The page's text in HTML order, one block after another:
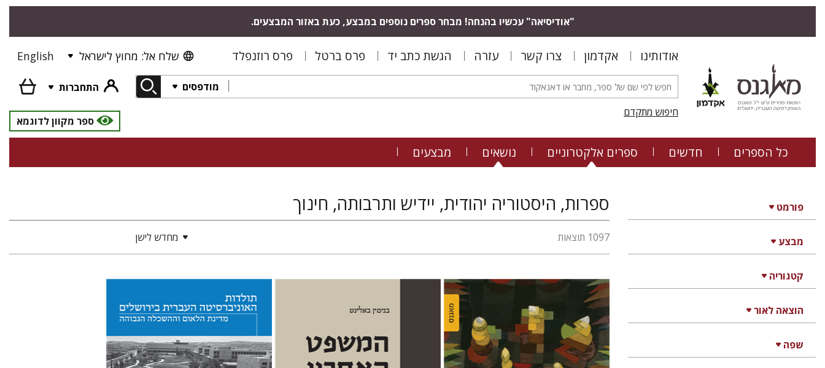
"אודיסיאה" עכשיו בהנחה! מבחר ספרים נוספים במבצע, כעת באזור המבצעים.
אודותינו אקדמון צרו קשר עזרה הגשת כתב יד פרס ברטל פרס רוזנפלד שלח אל: מחוץ לישראל English
מודפסים
התחברות
חיפוש מתקדם
ספר מקוון לדוגמא
כל הספרים חדשים ספרים אלקטרוניים נושאים מבצעים
פורמט
מבצע
קטגוריה
הוצאה לאור
שפה
ספרות, היסטוריה יהודית, יידיש ותרבותה, חינוך
1097 תוצאות מחדש לישן
מרים סמט
יפעת וייס עוזי רבהון